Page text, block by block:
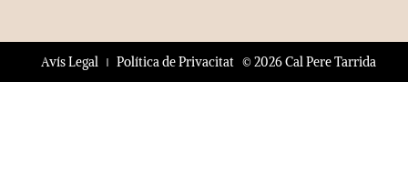
© 2026 Cal Pere Tarrida
Avís Legal Política de Privacitat